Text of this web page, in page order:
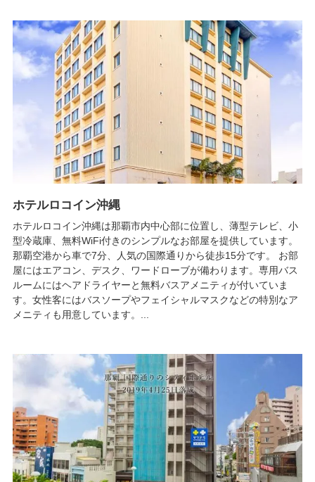
ホテルロコイン沖縄
ホテルロコイン沖縄は那覇市内中心部に位置し、薄型テレビ、小
型冷蔵庫、無料WiFi付きのシンプルなお部屋を提供しています。
那覇空港から車で7分、人気の国際通りから徒歩15分です。 お部
屋にはエアコン、デスク、ワードローブが備わります。専用バス
ルームにはヘアドライヤーと無料バスアメニティが付いていま
す。女性客にはバスソープやフェイシャルマスクなどの特別なア
メニティも用意しています。...